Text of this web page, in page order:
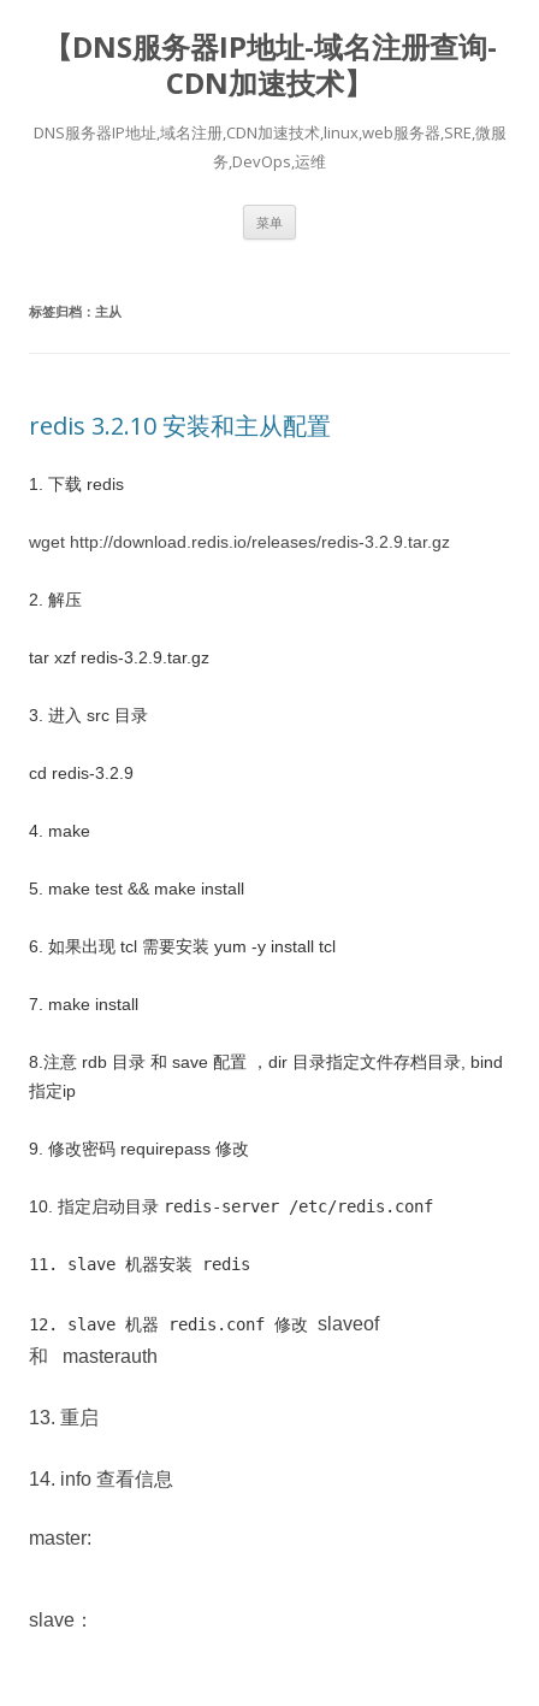
【DNS服务器IP地址-域名注册查询-
CDN加速技术】
DNS服务器IP地址,域名注册,CDN加速技术,linux,web服务器,SRE,微服
务,DevOps,运维
菜单
标签归档： 主从
redis 3.2.10 安装和主从配置
1. 下载 redis
wget http://download.redis.io/releases/redis-3.2.9.tar.gz
2. 解压
tar xzf redis-3.2.9.tar.gz
3. 进入 src 目录
cd redis-3.2.9
4. make
5. make test && make install
6. 如果出现 tcl 需要安装 yum -y install tcl
7. make install
8.注意 rdb 目录 和 save 配置 ，dir 目录指定文件存档目录, bind
指定ip
9. 修改密码 requirepass 修改
10. 指定启动目录 redis-server /etc/redis.conf
11. slave 机器安装 redis
12. slave 机器 redis.conf 修改 slaveof
和
masterauth
13. 重启
14. info 查看信息
master:
slave：